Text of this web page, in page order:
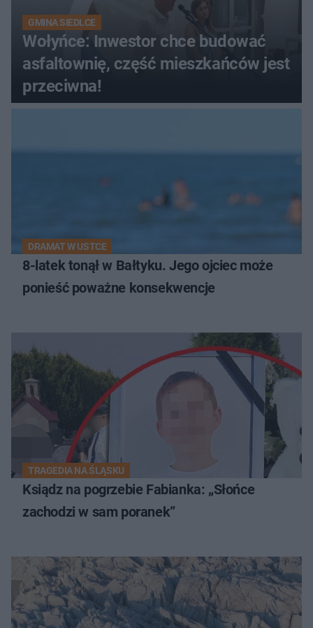
GMINA SIEDLCE
Wołyńce: Inwestor chce budować
asfaltownię, część mieszkańców jest
przeciwna!
DRAMAT W USTCE
8-latek tonął w Bałtyku. Jego ojciec może
ponieść poważne konsekwencje
TRAGEDIA NA ŚLĄSKU
Ksiądz na pogrzebie Fabianka: „Słońce
zachodzi w sam poranek”